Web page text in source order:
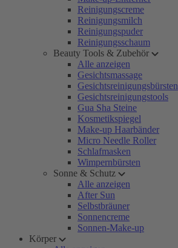
Reinigungscreme
Reinigungsmilch
Reinigungspuder
Reinigungsschaum
Beauty Tools & Zubehör
Alle anzeigen
Gesichtsmassage
Gesichtsreinigungsbürsten
Gesichtsreinigungstools
Gua Sha Steine
Kosmetikspiegel
Make-up Haarbänder
Micro Needle Roller
Schlafmasken
Wimpernbürsten
Sonne & Schutz
Alle anzeigen
After Sun
Selbstbräuner
Sonnencreme
Sonnen-Make-up
Körper